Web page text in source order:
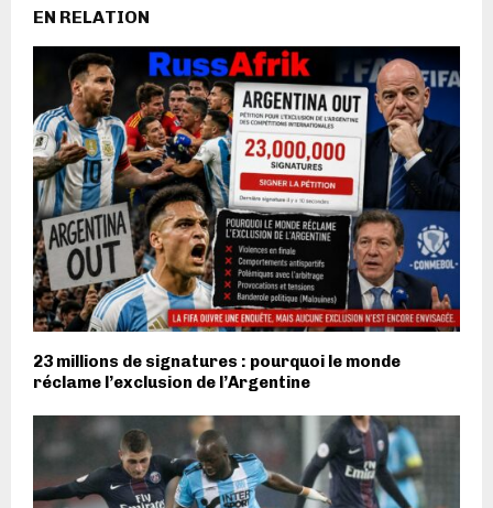
EN RELATION
23 millions de signatures : pourquoi le monde
réclame l’exclusion de l’Argentine